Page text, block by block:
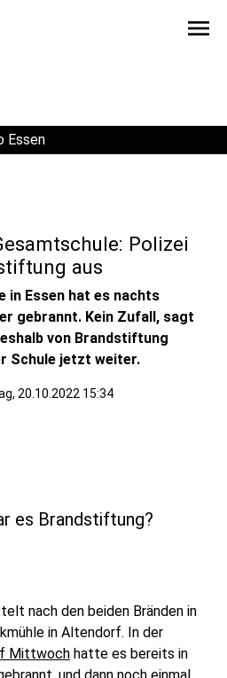
menu
Essen
Polizei
aus
in Essen hat es nachts
gebrannt. Kein Zufall, sagt
von Brandstiftung
Schule jetzt weiter.
20.10.2022 15:34
es Brandstiftung?
nach den beiden Bränden in
in Altendorf. In der
Mittwoch hatte es bereits in